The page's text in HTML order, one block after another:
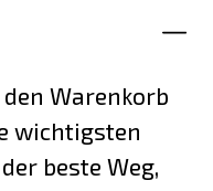
Warenkorb
wichtigsten
beste Weg,